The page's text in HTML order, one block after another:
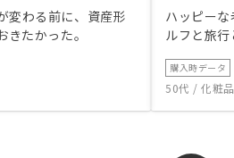
変わる前に、資産形
たかった。
ハッピー
ルフと旅
購入時データ
50代 / 化粧